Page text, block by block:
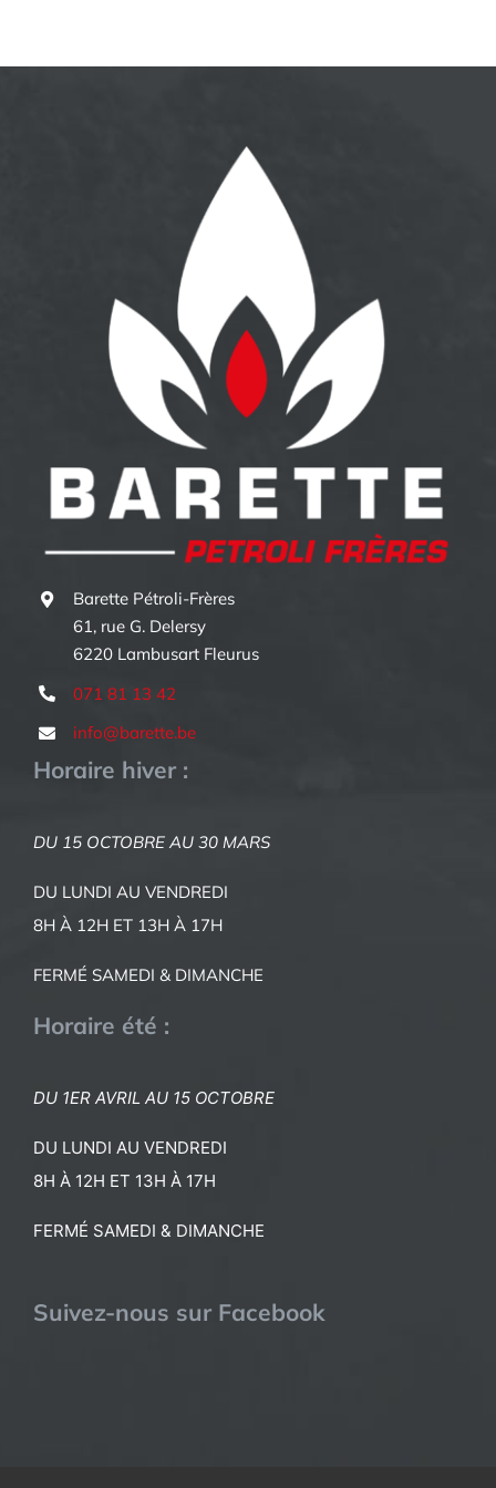
Barette Pétroli-Frères
61, rue G. Delersy
6220 Lambusart Fleurus
071 81 13 42
info@barette.be
Horaire hiver :
DU 15 OCTOBRE AU 30 MARS
DU LUNDI AU VENDREDI
8H À 12H ET 13H À 17H
FERMÉ SAMEDI & DIMANCHE
Horaire été :
DU 1ER AVRIL AU 15 OCTOBRE
DU LUNDI AU VENDREDI
8H À 12H ET 13H À 17H
FERMÉ SAMEDI & DIMANCHE
Suivez-nous sur Facebook